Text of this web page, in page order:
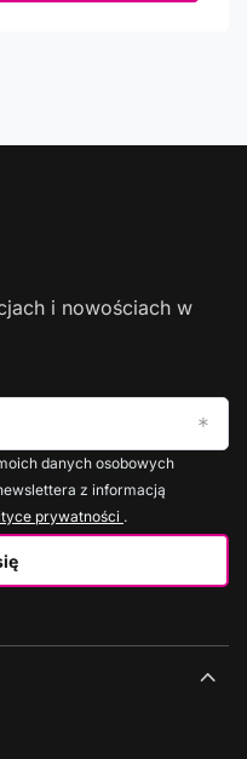
i nowościach w
danych osobowych
z informacją
prywatności .